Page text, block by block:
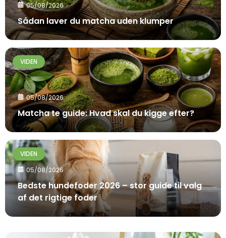
05/08/2026
Sådan laver du matcha uden klumper
VIDEN
05/08/2026
Matcha te guide: Hvad skal du kigge efter?
VIDEN
05/08/2026
Bedste hundefoder 2026 – stor guide til valg
af det rigtige foder